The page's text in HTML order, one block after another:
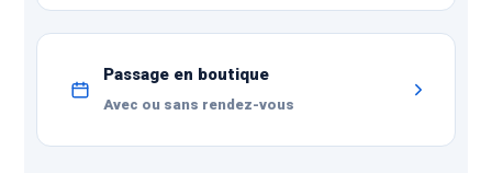
Passage en boutique
Avec ou sans rendez-vous